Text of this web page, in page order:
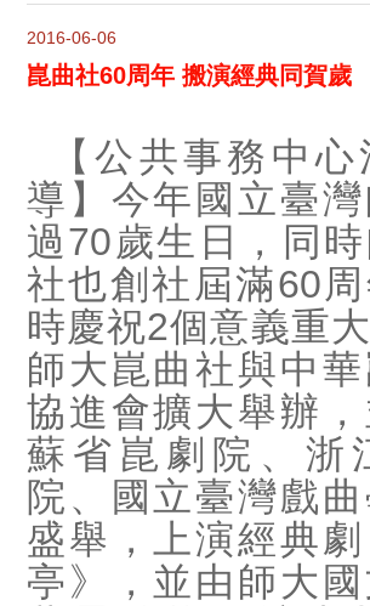
2016-06-06
崑曲社60周年 搬演經典同賀歲
【公共事務中
導】今年國立臺
過70歲生日，同
社也創社屆滿60
時慶祝2個意義重
師大崑曲社與中
協進會擴大舉辦
蘇省崑劇院、浙
院、國立臺灣戲
盛舉，上演經典
亭》，並由師大